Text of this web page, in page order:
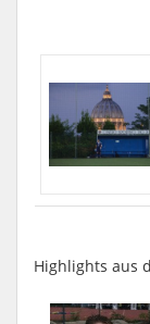
Highlights aus